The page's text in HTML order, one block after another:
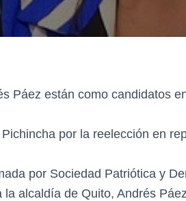
Páez están como candidatos
por la reelección en
por Sociedad Patriótica y
alcaldía de Quito, Andrés Páez